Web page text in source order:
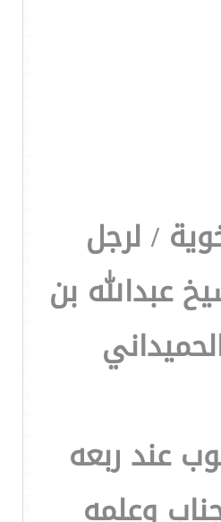
/ لرجل
عبدالله بن
عند ربعه
وعلمه